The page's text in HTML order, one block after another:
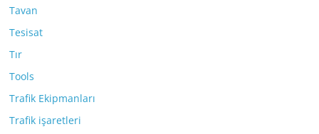
Tavan
Tesisat
Tır
Tools
Trafik Ekipmanları
Trafik işaretleri